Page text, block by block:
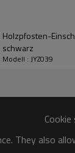
28g
Holzpfosten-
schwarz
Modell : JYZ039
They also